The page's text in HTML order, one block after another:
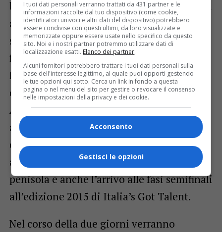
borgo con musica itinerante. La serata sarà
animata dalla seconda sfilata storica
seguita alle 22 da un grande spettacolo di
fuoco medievale in programma in piazza
Martiri, uno show, mai visto finora in Valle,
che vedrà protagonista il gruppo Lux
Arcana, una delle maggiori compagnie
artistiche italiane specializzate in
esibizioni con il fuoco e le luci led, che ha
all’attivo numerosi spettacoli in tutta la
penisola e anche l’arrivo alle fasi semifinali
all’edizione 2015 di Italia’s Got Talent.
Nel corso della due giorni verranno
I tuoi dati personali verranno trattati da 431 partner e le
informazioni raccolte dal tuo dispositivo (come cookie,
identificatori univoci e altri dati del dispositivo) potrebbero
essere condivise con questi ultimi, da loro visualizzate e
memorizzate oppure essere usate nello specifico da questo
sito. Noi e i nostri partner potremmo utilizzare dati di
localizzazione esatti. Elenco dei partner.
Alcuni fornitori potrebbero trattare i tuoi dati personali sulla
base dell'interesse legittimo, al quale puoi opporti gestendo
le tue opzioni qui sotto. Cerca un link in fondo a questa
pagina o nel menu del sito per gestire o revocare il consenso
nelle impostazioni della privacy e dei cookie.
Acconsento
Gestisci le opzioni